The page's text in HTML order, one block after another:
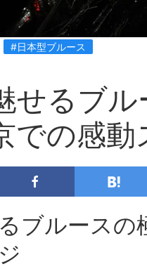
#日本型ブルース
せるブ
での感動
ブルースの